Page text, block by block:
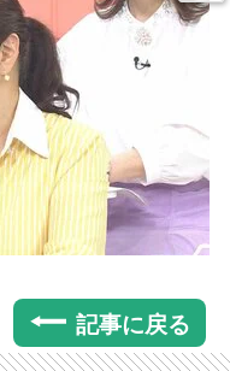
記事に戻る